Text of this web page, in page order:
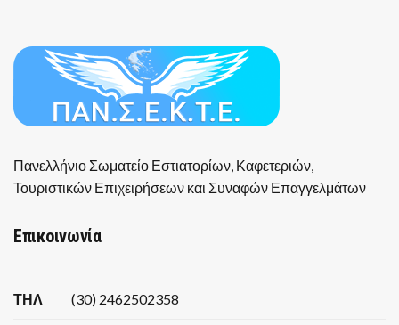
Πανελλήνιο Σωματείο Εστιατορίων, Καφετεριών,
Τουριστικών Επιχειρήσεων και Συναφών Επαγγελμάτων
Επικοινωνία
ΤΗΛ (30) 2462502358